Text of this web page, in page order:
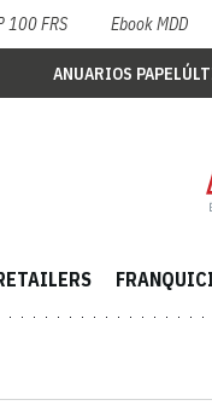
100 FRS Ebook MDD
ANUARIOS PAPEL